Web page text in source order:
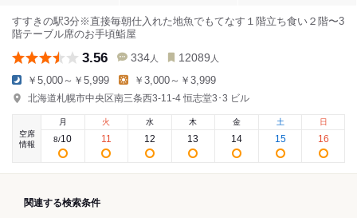
すすきの駅3分※直接毎朝仕入れた地魚でもてなす１階立ち食い２階〜3
階テーブル席のお手頃鮨屋
3.56 334 人 12089 人
￥5,000～￥5,999 ￥3,000～￥3,999
北海道札幌市中央区南三条西3-11-4 恒志堂3･3 ビル
空席
情報
月
8/10
火
11
水
12
木
13
金
14
土
15
日
16
関連する検索条件